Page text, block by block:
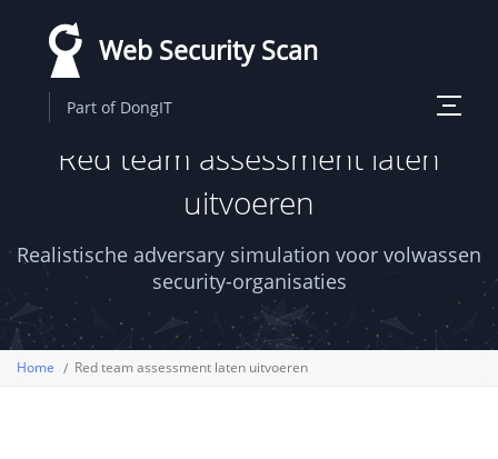
Overslaan
Web Security Scan
Part of DongIT
Toggle
Red team assessment laten
uitvoeren
Realistische adversary simulation voor volwassen
security-organisaties
Home Red team assessment laten uitvoeren